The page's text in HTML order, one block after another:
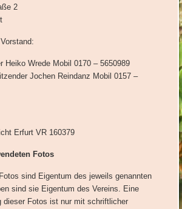
2
Heiko Wrede Mobil 0170 – 5650989
Jochen Reindanz Mobil 0157 –
Erfurt VR 160379
Fotos
sind Eigentum des jeweils genannten
sind sie Eigentum des Vereins. Eine
dieser Fotos ist nur mit schriftlicher